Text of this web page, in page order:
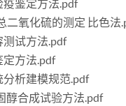
疫鉴定方法.pdf
二氧化硫的测定 比色法
测试方法.pdf
定方法.pdf
分析建模规范.pdf
醇合成试验方法.pdf